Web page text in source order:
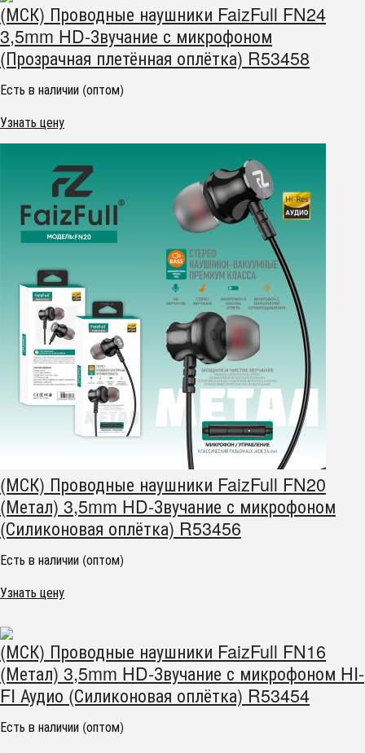
(МСК) Проводные наушники FaizFull FN24
3,5mm HD-Звучание с микрофоном
(Прозрачная плетённая оплётка) R53458
Есть в наличии (оптом)
Узнать цену
(МСК) Проводные наушники FaizFull FN20
(Метал) 3,5mm HD-Звучание с микрофоном
(Силиконовая оплётка) R53456
Есть в наличии (оптом)
Узнать цену
(МСК) Проводные наушники FaizFull FN16
(Метал) 3,5mm HD-Звучание с микрофоном HI-
FI Аудио (Силиконовая оплётка) R53454
Есть в наличии (оптом)